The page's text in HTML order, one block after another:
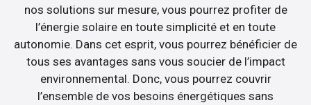
nos solutions sur mesure, vous pourrez profiter de
l’énergie solaire en toute simplicité et en toute
autonomie. Dans cet esprit, vous pourrez bénéficier de
tous ses avantages sans vous soucier de l’impact
environnemental. Donc, vous pourrez couvrir
l’ensemble de vos besoins énergétiques sans